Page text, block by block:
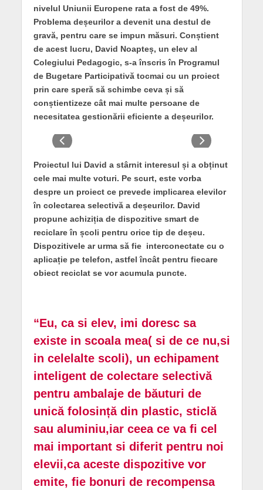
nivelul Uniunii Europene rata a fost de 49%.
Problema deșeurilor a devenit una destul de
gravă, pentru care se impun măsuri. Conștient
de acest lucru, David Noapteș, un elev al
Colegiului Pedagogic, s-a înscris în Programul
de Bugetare Participativă tocmai cu un proiect
prin care speră să schimbe ceva și să
conștientizeze cât mai multe persoane de
necesitatea gestionării eficiente a deșeurilor.
Proiectul lui David a stârnit interesul și a obținut
cele mai multe voturi. Pe scurt, este vorba
despre un proiect ce prevede implicarea elevilor
în colectarea selectivă a deșeurilor. David
propune achiziția de dispozitive smart de
reciclare în școli pentru orice tip de deșeu.
Dispozitivele ar urma să fie interconectate cu o
aplicație pe telefon, astfel încât pentru fiecare
obiect reciclat se vor acumula puncte.
“Eu, ca si elev, imi doresc sa
existe in scoala mea( si de ce nu,si
in celelalte scoli), un echipament
inteligent de colectare selectivă
pentru ambalaje de băuturi de
unică folosință din plastic, sticlă
sau aluminiu,iar ceea ce va fi cel
mai important si diferit pentru noi
elevii,ca aceste dispozitive vor
emite, fie bonuri de recompensa